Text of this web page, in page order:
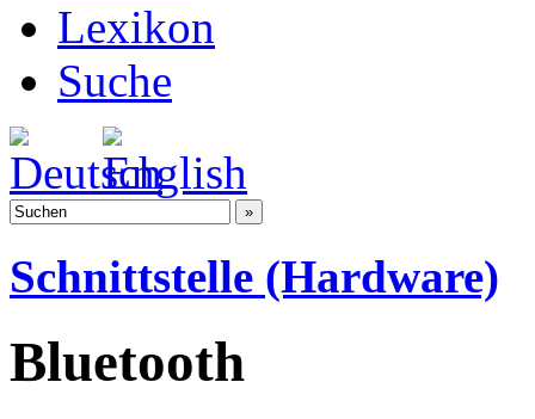
Lexikon
Suche
Schnittstelle (Hardware)
Bluetooth